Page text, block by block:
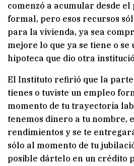
comenzó a acumular desde
formal, pero esos recursos
para la vivienda, ya sea
mejore lo que ya se tiene o se
hipoteca que dio otra
El Instituto refirió que la parte
tienes o tuviste un empleo
momento de tu trayectoria
tenemos dinero a tu nombre,
rendimientos y se te
sólo al momento de tu
posible dártelo en un crédito